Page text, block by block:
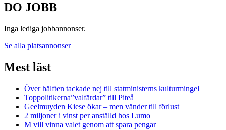
DO JOBB
Inga lediga jobbannonser.
Se alla platsannonser
Mest läst
Över hälften tackade nej till statministerns kulturmingel
Toppolitikerna”valfärdar” till Piteå
Geelmuyden Kiese ökar – men vänder till förlust
2 miljoner i vinst per anställd hos Lumo
M vill vinna valet genom att spara pengar